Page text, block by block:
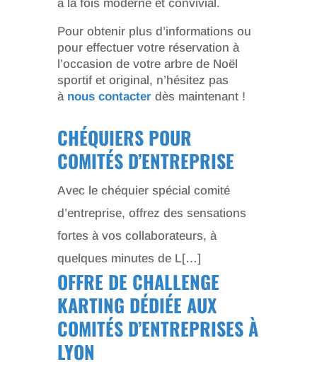
à la fois moderne et convivial.
Pour obtenir plus d’informations ou
pour effectuer votre réservation à
l’occasion de votre arbre de Noël
sportif et original, n’hésitez pas
à nous contacter dès maintenant !
CHÉQUIERS POUR
COMITÉS D’ENTREPRISE
Avec le chéquier spécial comité
d’entreprise, offrez des sensations
fortes à vos collaborateurs, à
quelques minutes de L[…]
OFFRE DE CHALLENGE
KARTING DÉDIÉE AUX
COMITÉS D’ENTREPRISES À
LYON